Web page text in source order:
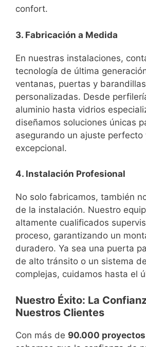
confort.
3. Fabricación a Medida
En nuestras instalaciones,
tecnología de última
ventanas, puertas y
personalizadas. Desde
aluminio hasta vidrios
diseñamos soluciones únicas
asegurando un ajuste perfecto
excepcional.
4. Instalación Profesional
No solo fabricamos, también
de la instalación. Nuestro
altamente cualificados
proceso, garantizando un
duradero. Ya sea una puerta
de alto tránsito o un sistema
complejas, cuidamos hasta el
Nuestro Éxito: La
Nuestros Clientes
Con más de 90.000